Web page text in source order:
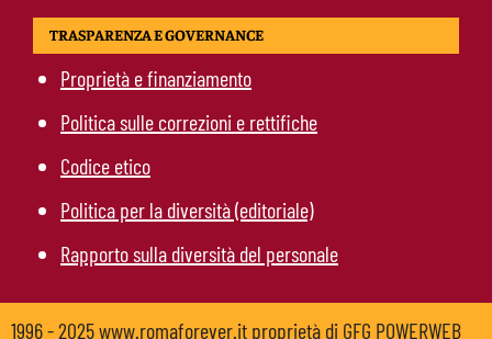
TRASPARENZA E GOVERNANCE
Proprietà e finanziamento
Politica sulle correzioni e rettifiche
Codice etico
Politica per la diversità (editoriale)
Rapporto sulla diversità del personale
1996 - 2025 www.romaforever.it proprietà di GFG POWERWEB